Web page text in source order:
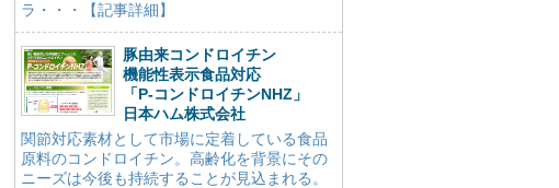
ラ・・・【記事詳細】
豚由来コンドロイチン
機能性表示食品対応
「P-コンドロイチンNHZ」
日本ハム株式会社
関節対応素材として市場に定着している食品
原料のコンドロイチン。高齢化を背景にその
ニーズは今後も持続することが見込まれる。